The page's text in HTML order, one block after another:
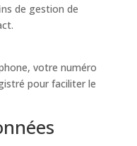
de gestion de
votre numéro
pour faciliter le